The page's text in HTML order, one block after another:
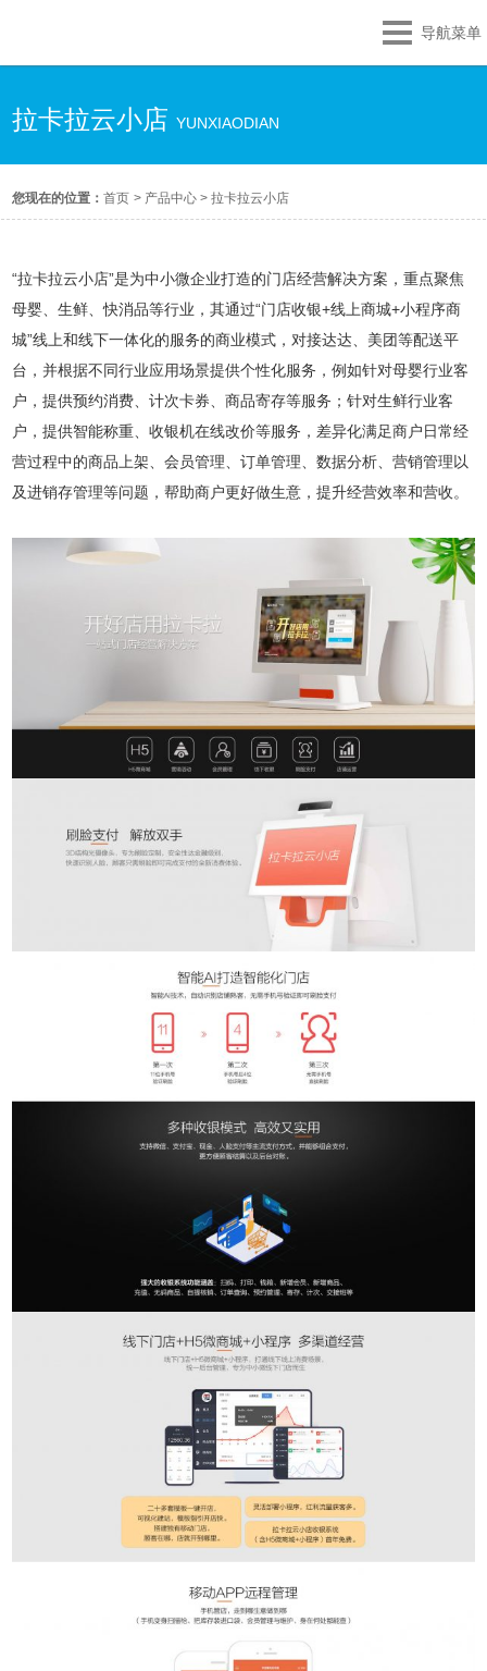
导航菜单
拉卡拉云小店YUNXIAODIAN
您现在的位置：首页 > 产品中心 >拉卡拉云小店
“拉卡拉云小店”是为中小微企业打造的门店经营解决方案，重点聚焦
母婴、生鲜、快消品等行业，其通过“门店收银+线上商城+小程序商
城”线上和线下一体化的服务的商业模式，对接达达、美团等配送平
台，并根据不同行业应用场景提供个性化服务，例如针对母婴行业客
户，提供预约消费、计次卡券、商品寄存等服务；针对生鲜行业客
户，提供智能称重、收银机在线改价等服务，差异化满足商户日常经
营过程中的商品上架、会员管理、订单管理、数据分析、营销管理以
及进销存管理等问题，帮助商户更好做生意，提升经营效率和营收。